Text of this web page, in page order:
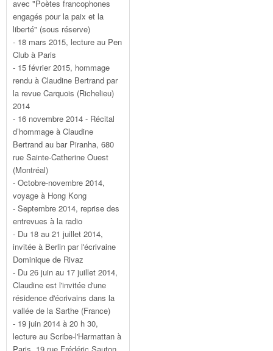
avec "Poètes francophones
engagés pour la paix et la
liberté" (sous réserve)
- 18 mars 2015, lecture au Pen
Club à Paris
- 15 février 2015, hommage
rendu à Claudine Bertrand par
la revue Carquois (Richelieu)
2014
- 16 novembre 2014 - Récital
d’hommage à Claudine
Bertrand au bar Piranha, 680
rue Sainte-Catherine Ouest
(Montréal)
- Octobre-novembre 2014,
voyage à Hong Kong
- Septembre 2014, reprise des
entrevues à la radio
- Du 18 au 21 juillet 2014,
invitée à Berlin par l'écrivaine
Dominique de Rivaz
- Du 26 juin au 17 juillet 2014,
Claudine est l'invitée d'une
résidence d'écrivains dans la
vallée de la Sarthe (France)
- 19 juin 2014 à 20 h 30,
lecture au Scribe-l'Harmattan à